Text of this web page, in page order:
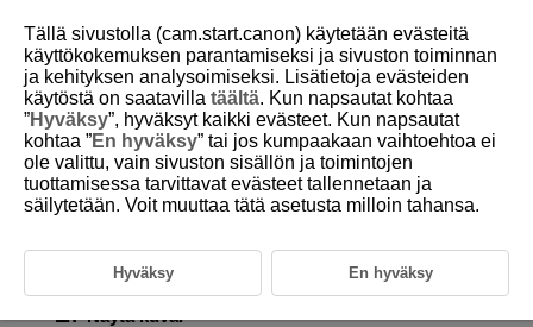
D180-169
Still-kuvien tallentaminen RAW-
jaksokuvista
(”rullista”,
) JPEG-, HEIF- tai RAW-kuvina.
Näytä kuva.
Tällä sivustolla (cam.start.canon) käytetään evästeitä
käyttökokemuksen parantamiseksi ja sivuston toiminnan
ja kehityksen analysoimiseksi. Lisätietoja evästeiden
käytöstä on saatavilla täältä. Kun napsautat kohtaa
”Hyväksy”, hyväksyt kaikki evästeet. Kun napsautat
kohtaa ”En hyväksy” tai jos kumpaakaan vaihtoehtoa ei
ole valittu, vain sivuston sisällön ja toimintojen
tuottamisessa tarvittavat evästeet tallennetaan ja
säilytetään. Voit muuttaa tätä asetusta milloin tahansa.
Hyväksy En hyväksy